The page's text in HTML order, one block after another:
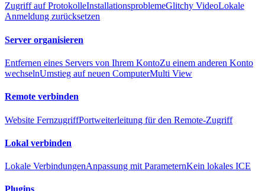
Zugriff auf ProtokolleInstallationsproblemeGlitchy VideoLokale
Anmeldung zurücksetzen
Server organisieren
Entfernen eines Servers von Ihrem KontoZu einem anderen Konto
wechselnUmstieg auf neuen ComputerMulti View
Remote verbinden
Website FernzugriffPortweiterleitung für den Remote-Zugriff
Lokal verbinden
Lokale VerbindungenAnpassung mit ParameternKein lokales ICE